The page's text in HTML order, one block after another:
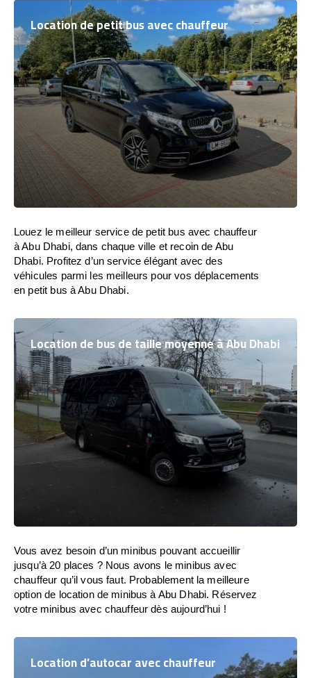
Location de petit bus avec chauffeur
Louez le meilleur service de petit bus avec chauffeur
à Abu Dhabi, dans chaque ville et recoin de Abu
Dhabi. Profitez d’un service élégant avec des
véhicules parmi les meilleurs pour vos déplacements
en petit bus à Abu Dhabi.
Location de bus de taille moyenne à Abu Dhabi
Vous avez besoin d’un minibus pouvant accueillir
jusqu’à 20 places ? Nous avons le minibus avec
chauffeur qu’il vous faut. Probablement la meilleure
option de location de minibus à Abu Dhabi. Réservez
votre minibus avec chauffeur dès aujourd’hui !
Location d’autocar avec chauffeur